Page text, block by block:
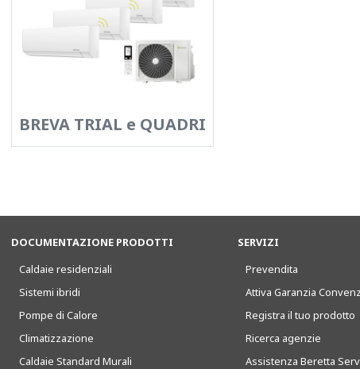
BREVA TRIAL e QUADRI
DOCUMENTAZIONE PRODOTTI
Caldaie residenziali
Sistemi ibridi
Pompe di Calore
Climatizzazione
Caldaie Standard Murali
SERVIZI
Prevendita
Attiva Garanzia
Registra il tuo prodotto
Ricerca agenzie
Assistenza Beretta